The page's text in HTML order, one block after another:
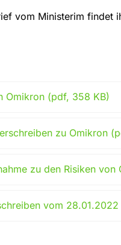
vom Ministerim findet
Omikron (pdf, 358 KB)
zu Omikron
zu den Risiken
vom